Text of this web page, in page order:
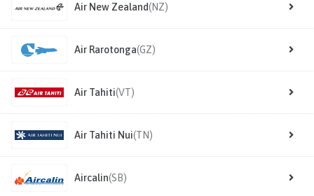
Air New Zealand(NZ)
Air Rarotonga(GZ)
Air Tahiti(VT)
Air Tahiti Nui(TN)
Aircalin(SB)